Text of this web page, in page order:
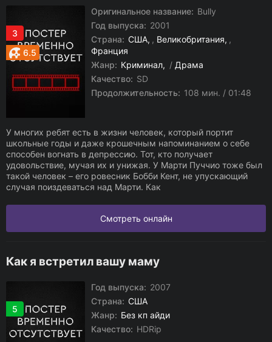
3
6.5
Оригинальное название: Bully
Год выпуска: 2001
Страна: США , Великобритания ,
Франция
Жанр: Криминал / Драма
Качество: SD
Продолжительность: 108 мин. / 01:48
У многих ребят есть в жизни человек, который портит
школьные годы и даже крошечным напоминанием о себе
способен вогнать в депрессию. Тот, кто получает
удовольствие, мучая их и унижая. У Марти Пуччио тоже был
такой человек – его ровесник Бобби Кент, не упускающий
случая поиздеваться над Марти. Как
Смотреть онлайн
Как я встретил вашу маму
5
Год выпуска: 2007
Страна: США
Жанр: Без кп айди
Качество: HDRip